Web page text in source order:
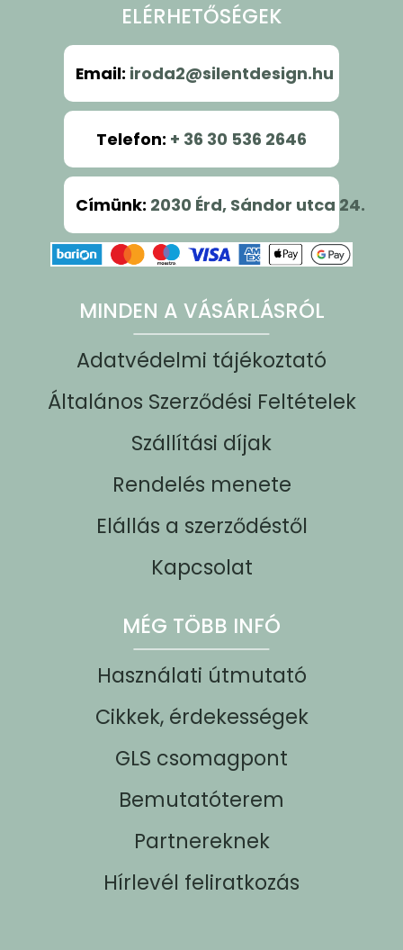
MINDEN A VÁSÁRLÁSRÓL
Adatvédelmi tájékoztató
Általános Szerződési Feltételek
Szállítási díjak
Rendelés menete
Elállás a szerződéstől
Kapcsolat
MÉG TÖBB INFÓ
Használati útmutató
Cikkek, érdekességek
GLS csomagpont
Bemutatóterem
Partnereknek
Hírlevél feliratkozás
ELÉRHETŐSÉGEK
Email: iroda2@silentdesign.hu
Telefon: + 36 30 536 2646
Címünk: 2030 Érd, Sándor utca 24.